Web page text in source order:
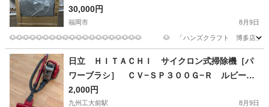
30,000円
福岡市 8月9日
🐶🐶🐶🐶🐶🐶🐶🐶🐶🐶🐶🐶🐶🐶🐶🐶🐶🐶🐶🐶 🐶 「ハンズクラフト 博多店」 🐶
福岡 福岡市 その他
日立 ＨＩＴＡＣＨＩ サイクロン式掃除機［パ
ワーブラシ］ ＣＶ−ＳＰ３００Ｇ−Ｒ ルビーレ
ッド
2,000円
九州工大前駅 8月9日